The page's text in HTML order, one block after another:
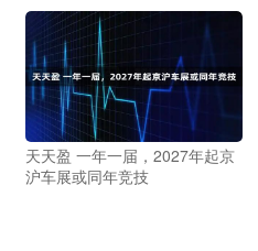
天天盈 一年一届，2027年起京
沪车展或同年竞技